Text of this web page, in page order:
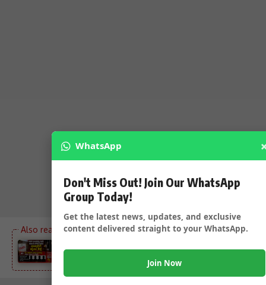
ಶಿಕ್ಷೆ – DC ದೂರಿನ ಹಿನ್ನಲೆ ನ್ಯಾಯಾಲಯದಿಂದ ಆದೇಶ…..
WhatsApp
Don't Miss Out! Join Our WhatsApp
Group Today!
Get the latest news, updates, and exclusive
content delivered straight to your WhatsApp.
Join Now